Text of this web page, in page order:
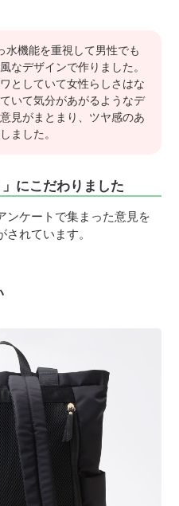
水機能を重視して男性でも
なデザインで作りました。
としていて女性らしさはな
いて気分があがるようなデ
見がまとまり、ツヤ感のあ
ました。
にこだわりました
ンケートで集まった意見を
れています。